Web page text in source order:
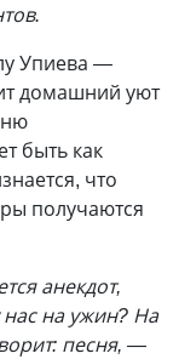
Упиева —
домашний уют
быть как
что
получаются
анекдот,
на ужин? На
песня, —